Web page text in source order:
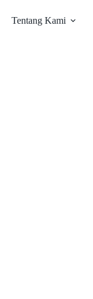
Tentang Kami